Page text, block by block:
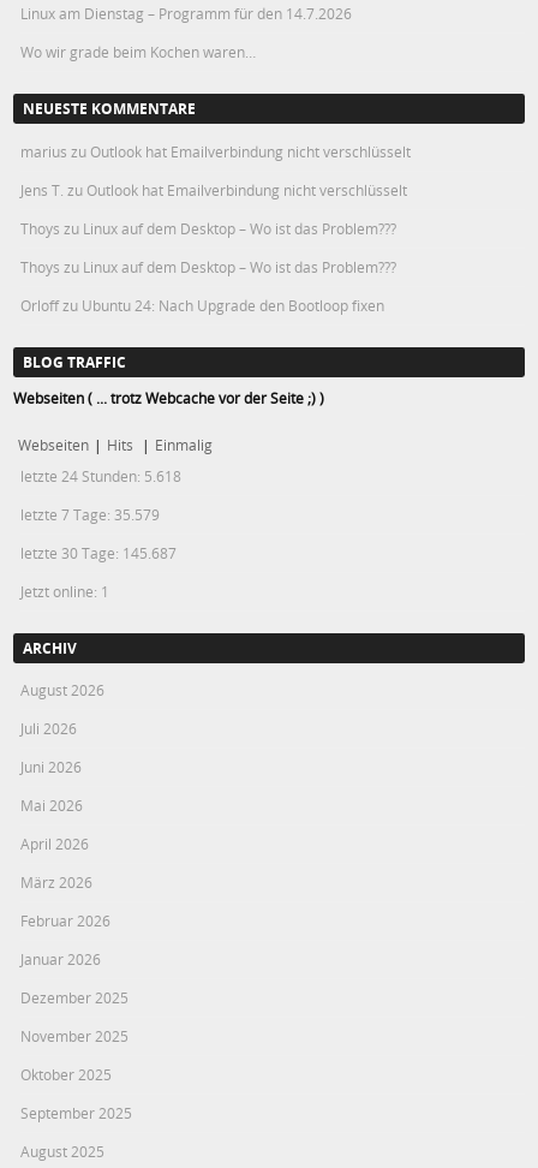
Linux am Dienstag – Programm für den 14.7.2026
Wo wir grade beim Kochen waren…
NEUESTE KOMMENTARE
marius zu Outlook hat Emailverbindung nicht verschlüsselt
Jens T. zu Outlook hat Emailverbindung nicht verschlüsselt
Thoys zu Linux auf dem Desktop – Wo ist das Problem???
Thoys zu Linux auf dem Desktop – Wo ist das Problem???
Orloffzu Ubuntu 24: Nach Upgrade den Bootloop fixen
BLOG TRAFFIC
Webseiten ( ... trotz Webcache vor der Seite ;) )
Webseiten | Hits | Einmalig
letzte 24 Stunden: 5.618
letzte 7 Tage: 35.579
letzte 30 Tage: 145.687
Jetzt online: 1
ARCHIV
August 2026
Juli 2026
Juni 2026
Mai 2026
April 2026
März 2026
Februar 2026
Januar 2026
Dezember 2025
November 2025
Oktober 2025
September 2025
August 2025